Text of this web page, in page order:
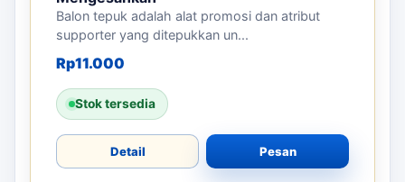
Balon tepuk adalah alat promosi dan atribut
supporter yang ditepukkan un...
Rp11.000
Stok tersedia
Detail Pesan